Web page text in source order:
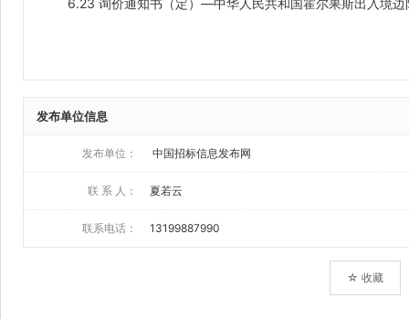
发布单位信息
发布单位： 中国招标信息发布网
联 系 人： 夏若云
联系电话： 13199887990
☆ 收藏